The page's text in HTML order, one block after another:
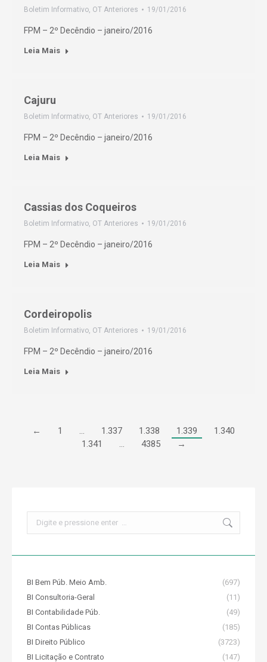
Boletim Informativo, OT Anteriores 19/01/2016
FPM – 2º Decêndio – janeiro/2016
Leia Mais
Cajuru
Boletim Informativo, OT Anteriores 19/01/2016
FPM – 2º Decêndio – janeiro/2016
Leia Mais
Cassias dos Coqueiros
Boletim Informativo, OT Anteriores 19/01/2016
FPM – 2º Decêndio – janeiro/2016
Leia Mais
Cordeiropolis
Boletim Informativo, OT Anteriores 19/01/2016
FPM – 2º Decêndio – janeiro/2016
Leia Mais
← 1 … 1.337 1.338 1.339
1.340
1.341
… 4385 →
BI Bem Púb. Meio Amb.
(697)
BI Consultoria-Geral
(11)
BI Contabilidade Púb.
(49)
BI Contas Públicas
(185)
BI Direito Público
(3723)
BI Licitação e Contrato
(147)